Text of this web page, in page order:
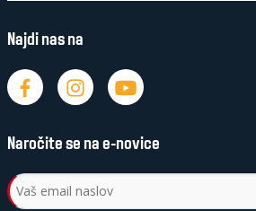
Najdi nas na
Naročite se na e-novice